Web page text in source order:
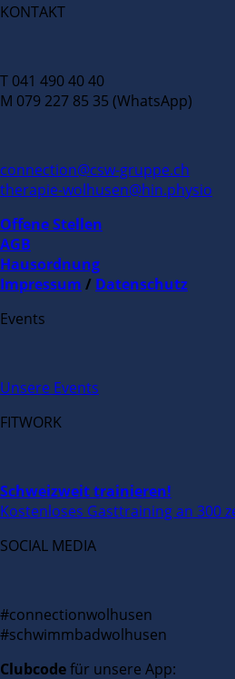
KONTAKT
T 041 490 40 40
M 079 227 85 35 (WhatsApp)
connection@csw-gruppe.ch
therapie-wolhusen@hin.physio
Offene Stellen
AGB
Hausordnung
Impressum / Datenschutz
Events
Unsere Events
FITWORK
Schweizweit trainieren!
Kostenloses Gasttraining an 300
SOCIAL MEDIA
#connectionwolhusen
#schwimmbadwolhusen
Clubcodefür unsere App: